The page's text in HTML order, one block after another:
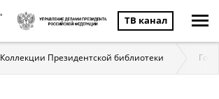
ТВ канал
Коллекции Президентской библиотеки